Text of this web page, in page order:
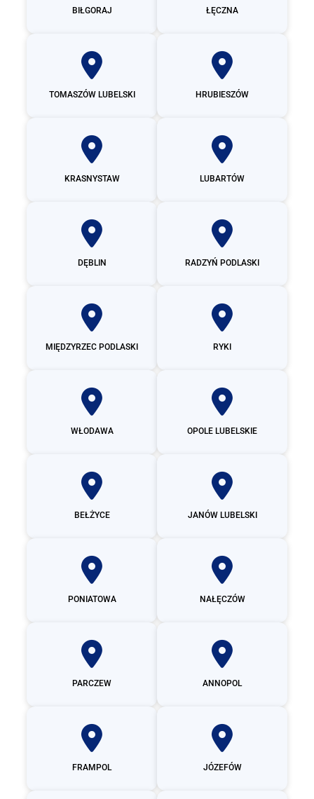
BIŁGORAJ ŁĘCZNA
TOMASZÓW LUBELSKI HRUBIESZÓW
KRASNYSTAW LUBARTÓW
DĘBLIN RADZYŃ PODLASKI
MIĘDZYRZEC PODLASKI RYKI
WŁODAWA OPOLE LUBELSKIE
BEŁŻYCE JANÓW LUBELSKI
PONIATOWA NAŁĘCZÓW
PARCZEW ANNOPOL
FRAMPOL JÓZEFÓW